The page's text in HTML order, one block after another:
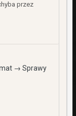
przez
→ Sprawy